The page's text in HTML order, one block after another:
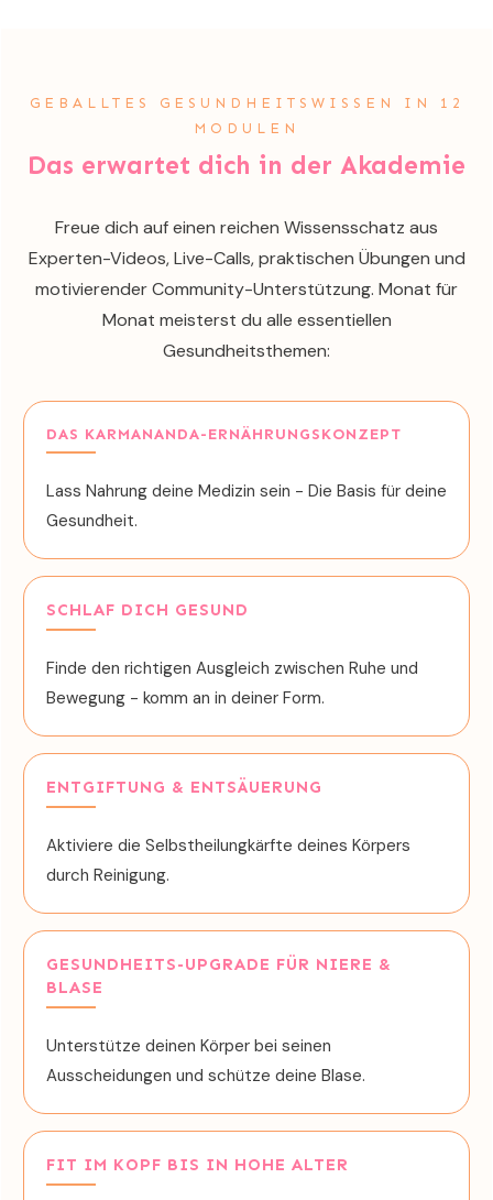
GEBALLTES GESUNDHEITSWISSEN IN 12
MODULEN
Das erwartet dich in der Akademie
Freue dich auf einen reichen Wissensschatz aus
Experten-Videos, Live-Calls, praktischen Übungen und
motivierender Community-Unterstützung. Monat für
Monat meisterst du alle essentiellen
Gesundheitsthemen:
DAS KARMANANDA-ERNÄHRUNGSKONZEPT
Lass Nahrung deine Medizin sein - Die Basis für deine
Gesundheit.
SCHLAF DICH GESUND
Finde den richtigen Ausgleich zwischen Ruhe und
Bewegung - komm an in deiner Form.
ENTGIFTUNG & ENTSÄUERUNG
Aktiviere die Selbstheilungkärfte deines Körpers
durch Reinigung.
GESUNDHEITS-UPGRADE FÜR NIERE &
BLASE
Unterstütze deinen Körper bei seinen
Ausscheidungen und schütze deine Blase.
FIT IM KOPF BIS IN HOHE ALTER